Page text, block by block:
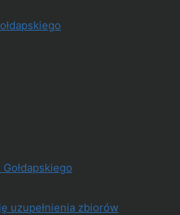
uzupełnienia zbiorów